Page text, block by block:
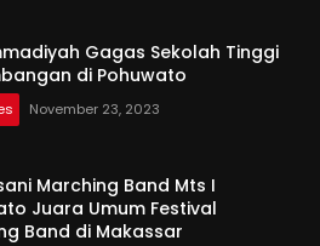
Gagas Sekolah Tinggi
di Pohuwato
November 23, 2023
Marching Band Mts I
Juara Umum Festival
Band di Makassar